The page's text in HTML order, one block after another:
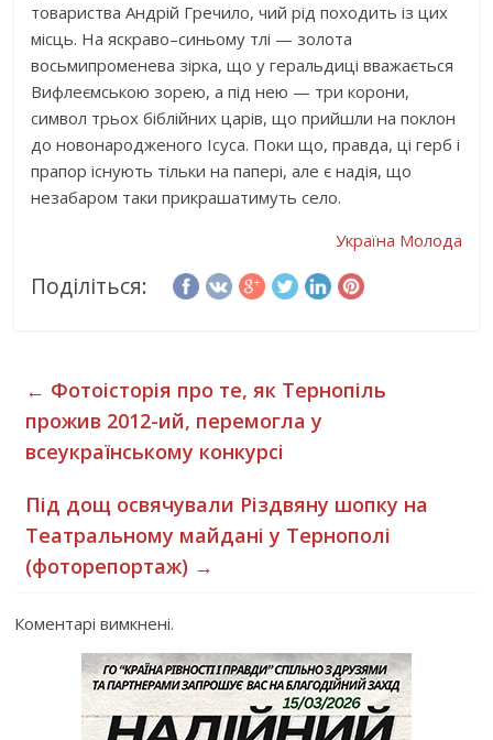
товариства Андрій Гречило, чий рід походить із цих
місць. На яскраво–синьому тлі — золота
восьмипроменева зірка, що у геральдиці вважається
Вифлеємською зорею, а під нею — три корони,
символ трьох біблійних царів, що прийшли на поклон
до новонародженого Ісуса. Поки що, правда, ці герб і
прапор існують тільки на папері, але є надія, що
незабаром таки прикрашатимуть село.
Україна Молода
Поділіться:
← Фотоісторія про те, як Тернопіль
прожив 2012-ий, перемогла у
всеукраїнському конкурсі
Під дощ освячували Різдвяну шопку на
Театральному майдані у Тернополі
(фоторепортаж) →
Коментарі вимкнені.